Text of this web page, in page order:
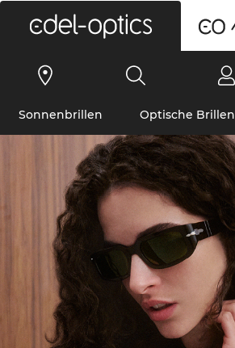
Sonnenbrillen Optische Brillen